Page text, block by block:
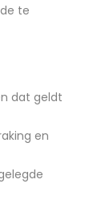
te
dat geldt
en